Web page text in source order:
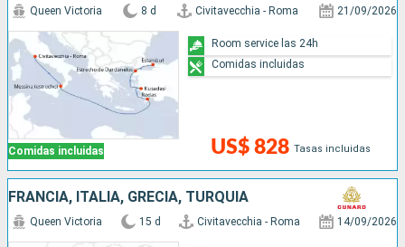
Comidas incluidas
Queen Victoria 8 d Civitavecchia - Roma 21/09/2026
US$ 828 Tasas incluidas
Room service las 24h
Comidas incluidas
FRANCIA, ITALIA, GRECIA, TURQUÍA
Queen Victoria 15 d Civitavecchia - Roma 14/09/2026